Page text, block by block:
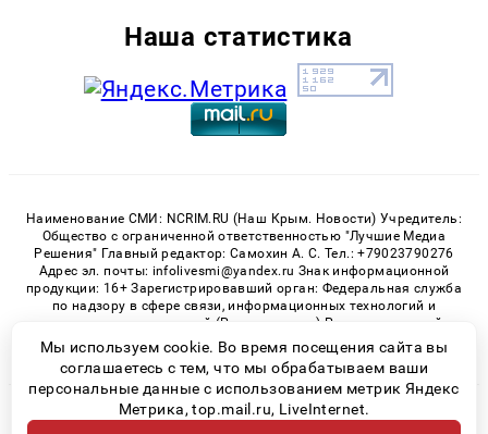
Наша статистика
Наименование СМИ: NCRIM.RU (Наш Крым. Новости) Учредитель:
Общество с ограниченной ответственностью "Лучшие Медиа
Решения" Главный редактор: Самохин А. С. Тел.: +79023790276
Адрес эл. почты: infolivesmi@yandex.ru Знак информационной
продукции: 16+ Зарегистрировавший орган: Федеральная служба
по надзору в сфере связи, информационных технологий и
массовых коммуникаций (Роскомнадзор) Регистрационный
номер СМИ ЭЛ № ФС 77 - 81150 от 02.06.2021
© 2026 «nCrim.ru» | Все права защищены
Мы используем cookie. Во время посещения сайта вы
соглашаетесь с тем, что мы обрабатываем ваши
персональные данные с использованием метрик Яндекс
Метрика, top.mail.ru, LiveInternet.